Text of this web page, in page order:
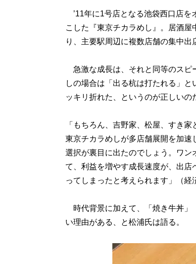
’11年に1号店となる池袋西口店を
こした『東京チカラめし』。居酒
り、主要駅周辺に複数店舗の集中出
急激な成長は、それと同等のスピ
しの場合は「出る杭は打たれる」
ッキリ折れた、というのが正しいの
「もちろん、吉野家、松屋、すき
東京チカラめしが多店舗展開を加
選択が裏目に出たのでしょう。ワ
て、利益を増やす成長速度が、出
ってしまったと考えられます」（経
時代背景に加えて、「焼き牛丼」
い理由がある、と松浦氏は語る。